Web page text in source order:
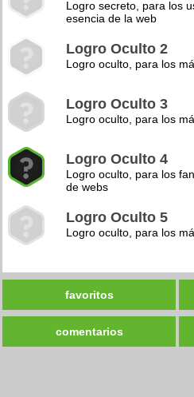
Logro secreto, para los
esencia de la web
Logro Oculto 2
Logro oculto, para los
Logro Oculto 3
Logro oculto, para los
Logro Oculto 4
Logro oculto, para los
de webs
Logro Oculto 5
Logro oculto, para los
favoritos
comentarios